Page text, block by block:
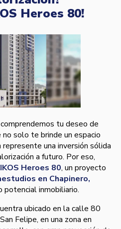
Heroes 80!
tu deseo de
solo te brinde un espacio
una inversión sólida
a futuro. Por eso,
Heroes 80, un proyecto
en Chapinero,
potencial inmobiliario.
ubicado en la calle 80
Felipe, en una zona en